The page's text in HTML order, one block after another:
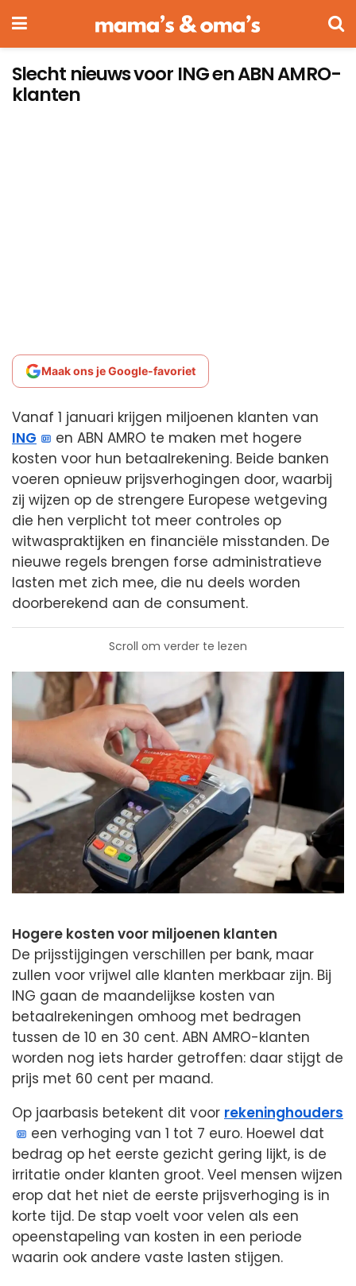
Slecht nieuws voor ING en ABN AMRO-
klanten
Maak ons je Google-favoriet
Vanaf 1 januari krijgen miljoenen klanten van
ING
en ABN AMRO te maken met hogere
kosten voor hun betaalrekening. Beide banken
voeren opnieuw prijsverhogingen door, waarbij
zij wijzen op de strengere Europese wetgeving
die hen verplicht tot meer controles op
witwaspraktijken en financiële misstanden. De
nieuwe regels brengen forse administratieve
lasten met zich mee, die nu deels worden
doorberekend aan de consument.
Scroll om verder te lezen
Hogere kosten voor miljoenen klanten
De prijsstijgingen verschillen per bank, maar
zullen voor vrijwel alle klanten merkbaar zijn. Bij
ING gaan de maandelijkse kosten van
betaalrekeningen omhoog met bedragen
tussen de 10 en 30 cent. ABN AMRO-klanten
worden nog iets harder getroffen: daar stijgt de
prijs met 60 cent per maand.
Op jaarbasis betekent dit voor rekeninghouders
een verhoging van 1 tot 7 euro. Hoewel dat
bedrag op het eerste gezicht gering lijkt, is de
irritatie onder klanten groot. Veel mensen wijzen
erop dat het niet de eerste prijsverhoging is in
korte tijd. De stap voelt voor velen als een
opeenstapeling van kosten in een periode
waarin ook andere vaste lasten stijgen.